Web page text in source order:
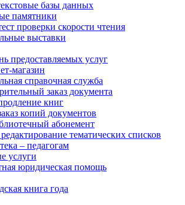
базы данных
памятники
проверки скорости чтения
выставки
предоставляемых услуг
магазин
справочная служба
заказ документа
книг
копий документов
абонемент
тематических списков
– педагогам
услуги
юридическая помощь
книга года